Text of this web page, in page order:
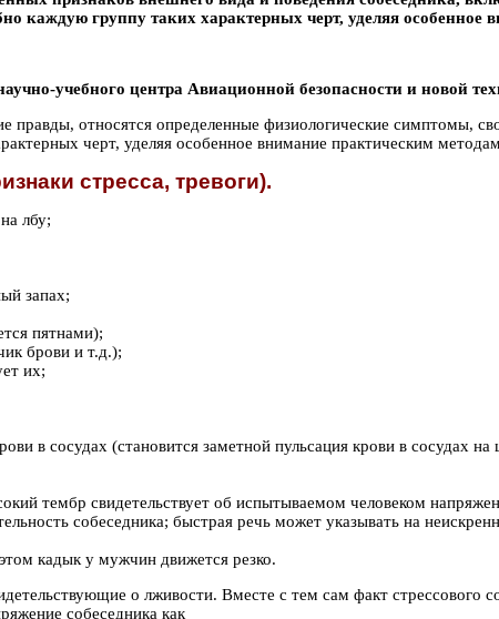
каждую группу таких характерных черт, уделяя
учебного цeнтpа Авиационной бeзoпасности и
относятся определенные физиологические симптомы,
черт, уделяя особенное внимание практическим
стресса, тревоги).
лбу;
запах;
пятнами);
брови и т.д.);
их;
в сосудах (становится заметной пульсация крови в сосудах
тембр свидетельствует об испытываемом человеком
собеседника; быстрая речь может указывать на
кадык у мужчин движется резко.
о лживости. Вместе с тем сам факт стрессового
собеседника как